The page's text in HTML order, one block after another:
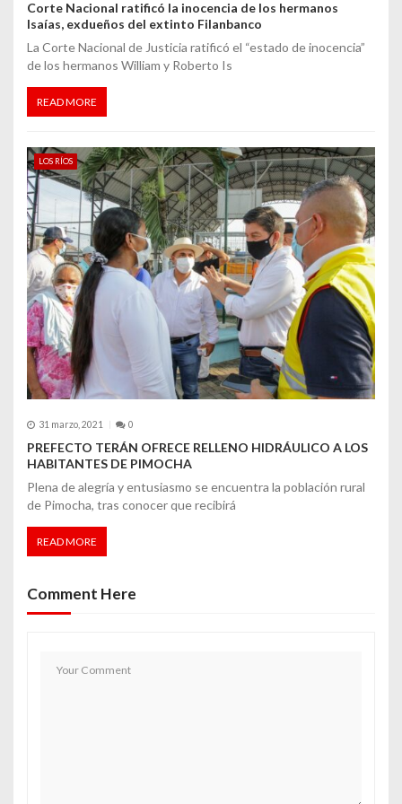
Corte Nacional ratificó la inocencia de los hermanos
Isaías, exdueños del extinto Filanbanco
La Corte Nacional de Justicia ratificó el “estado de inocencia”
de los hermanos William y Roberto Is
READ MORE
LOS RÍOS
31 marzo, 2021 0
PREFECTO TERÁN OFRECE RELLENO HIDRÁULICO A LOS
HABITANTES DE PIMOCHA
Plena de alegría y entusiasmo se encuentra la población rural
de Pimocha, tras conocer que recibirá
READ MORE
Comment Here